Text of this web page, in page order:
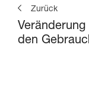
Zurück
den